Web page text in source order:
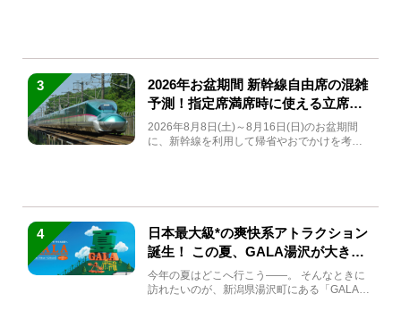
3
2026年お盆期間 新幹線自由席の混雑
予測！指定席満席時に使える立席特
急券も解説
2026年8月8日(土)～8月16日(日)のお盆期間
に、新幹線を利用して帰省やおでかけを考え
4
日本最大級*の爽快系アトラクション
誕生！ この夏、GALA湯沢が大きく
生まれ変わる
今年の夏はどこへ行こう――。 そんなときに
訪れたいのが、新潟県湯沢町にある「GALA湯